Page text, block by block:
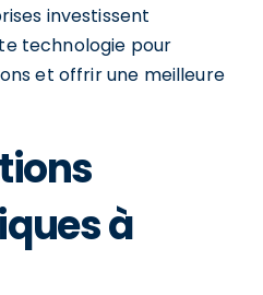
investissent
technologie pour
et offrir une meilleure
à